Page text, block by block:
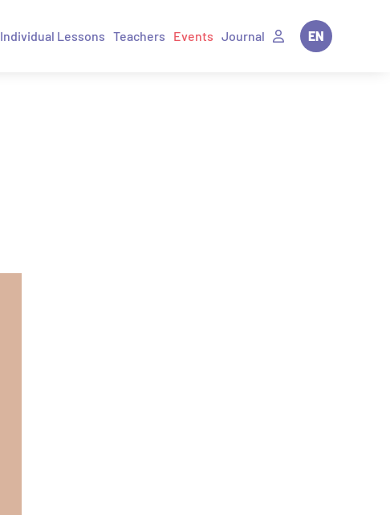
EN
Journal
Events
Teachers
Individual Lessons